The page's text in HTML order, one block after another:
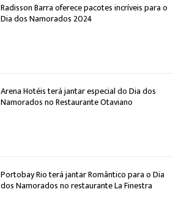
Radisson Barra oferece pacotes incríveis para o
Dia dos Namorados 2024
Arena Hotéis terá jantar especial do Dia dos
Namorados no Restaurante Otaviano
Portobay Rio terá jantar Romântico para o Dia
dos Namorados no restaurante La Finestra